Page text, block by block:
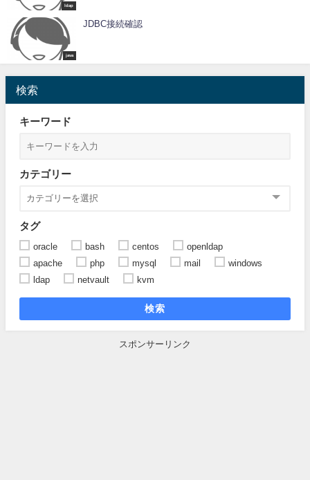
ldap
java
JDBC接続確認
検索
キーワード
カテゴリー
タグ
oracle bash centos
openldap
apache
php mysql mail
windows
ldap
netvault kvm
検索
スポンサーリンク